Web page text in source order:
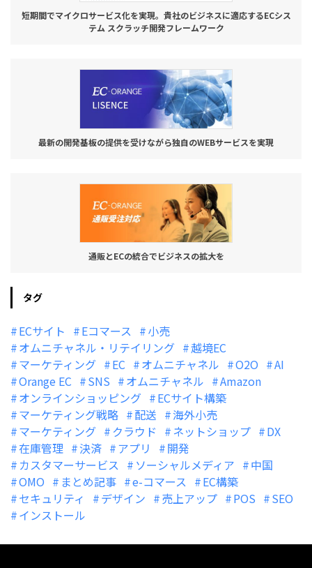
短期間でマイクロサービス化を実現。貴社のビジネスに適応するECシス
テム スクラッチ開発フレームワーク
最新の開発基板の提供を受けながら独自のWEBサービスを実現
通販とECの統合でビジネスの拡大を
タグ
ECサイト Eコマース
小売
オムニチャネル・リテイリング
越境EC
マーケティング
EC オムニチャネル O2O
AI
Orange EC
SNS オムニチャネル
Amazon
オンラインショッピング
ECサイト構築
マーケティング戦略
配送
海外小売
マーケティング
クラウド ネットショップ
DX
在庫管理
決済 アプリ
開発
カスタマーサービス
ソーシャルメディア
中国
OMO
まとめ記事 e-コマース
EC構築
セキュリティ
デザイン 売上アップ POS
SEO
インストール